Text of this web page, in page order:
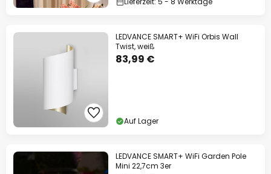
LEDVANCE SMART+ WiFi Orbis Wall
Twist, weiß
83,99 €
Auf Lager
LEDVANCE SMART+ WiFi Garden Pole
Mini 22,7cm 3er